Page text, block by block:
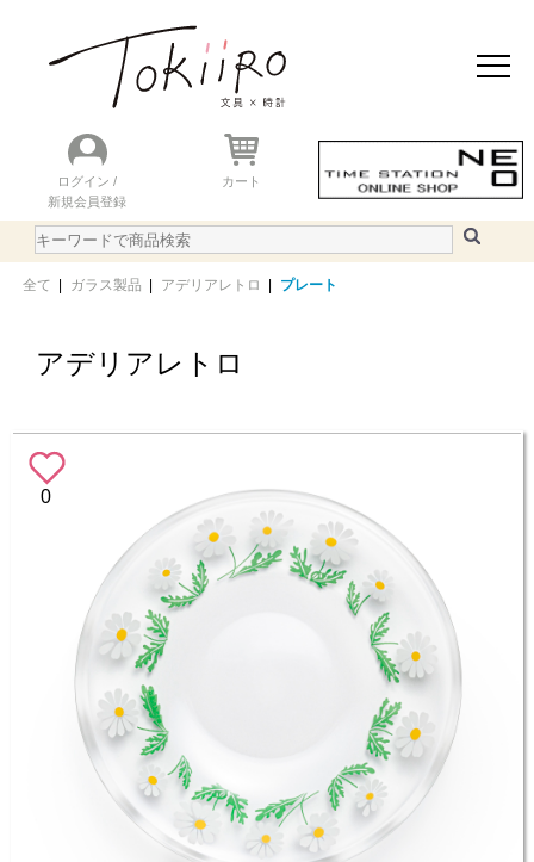
ログイン /
新規会員登録
カート
全て ガラス製品 アデリアレトロ プレート
アデリアレトロ
0
おすすめアイテム
ニュース＆トピック
ランキング
WEBカタログ